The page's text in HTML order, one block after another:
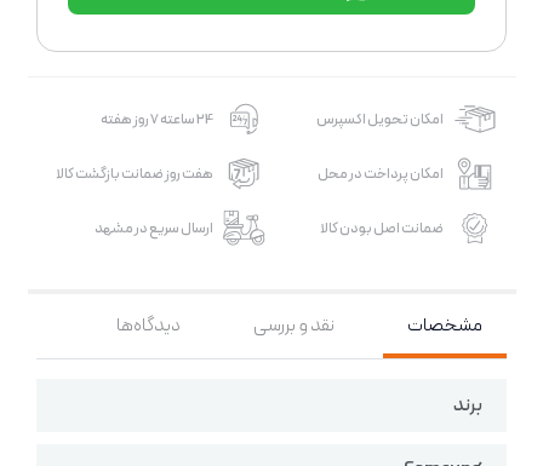
امکان تحویل اکسپرس 24 ساعته 7 روز هفته
امکان پرداخت در محل هفت روز ضمانت بازگشت کالا
ضمانت اصل بودن کالا ارسال سریع در مشهد
مشخصات نقد و بررسی دیدگاه‌ها
برند